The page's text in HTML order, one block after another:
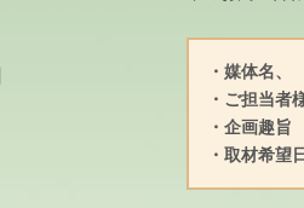
・媒体名、
・ご担当者
・企画趣旨
・取材希